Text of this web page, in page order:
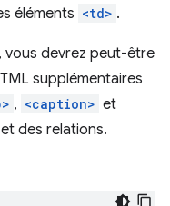
éléments <td> .
vous devrez peut-être
supplémentaires
, <caption> et
des relations.